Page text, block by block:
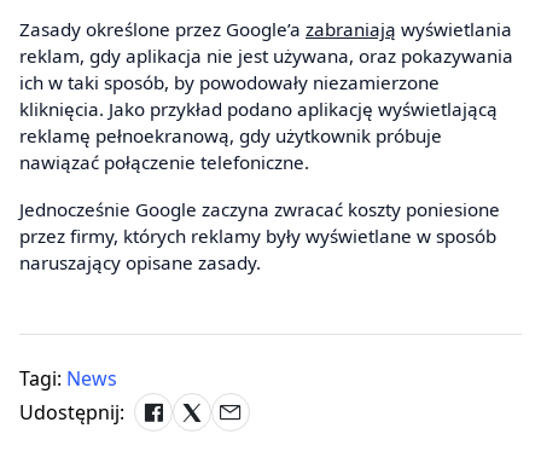
Zasady określone przez Google’a zabraniają wyświetlania
reklam, gdy aplikacja nie jest używana, oraz pokazywania
ich w taki sposób, by powodowały niezamierzone
kliknięcia. Jako przykład podano aplikację wyświetlającą
reklamę pełnoekranową, gdy użytkownik próbuje
nawiązać połączenie telefoniczne.
Jednocześnie Google zaczyna zwracać koszty poniesione
przez firmy, których reklamy były wyświetlane w sposób
naruszający opisane zasady.
Tagi: News
Udostępnij: